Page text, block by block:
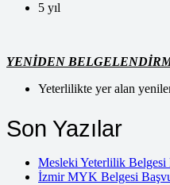
5 yıl
YENİDEN
Yeterlilikte yer alan
Son Yazılar
Mesleki Yeterlilik Belgesi
İzmir MYK Belgesi